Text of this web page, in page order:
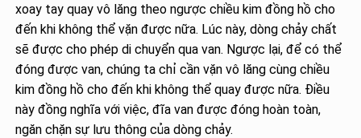
xoay tay quay vô lăng theo ngược chiều kim đồng hồ cho
đến khi không thể vặn được nữa. Lúc này, dòng chảy chất
sẽ được cho phép di chuyển qua van. Ngược lại, để có thể
đóng được van, chúng ta chỉ cần vặn vô lăng cùng chiều
kim đồng hồ cho đến khi không thể quay được nữa. Điều
này đồng nghĩa với việc, đĩa van được đóng hoàn toàn,
ngăn chặn sự lưu thông của dòng chảy.